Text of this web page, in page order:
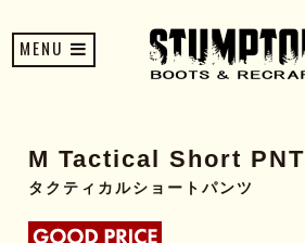
MENU
M Tactical Short PNT
タクティカルショートパンツ